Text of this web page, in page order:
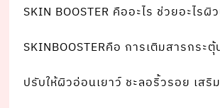
SKIN BOOSTER คืออะไร ช่วยอะไรผิ
SKINBOOSTERคือ การเติมสารกระ
ปรับให้ผิวอ่อนเยาว์ ชะลอริ้วรอย เสริ